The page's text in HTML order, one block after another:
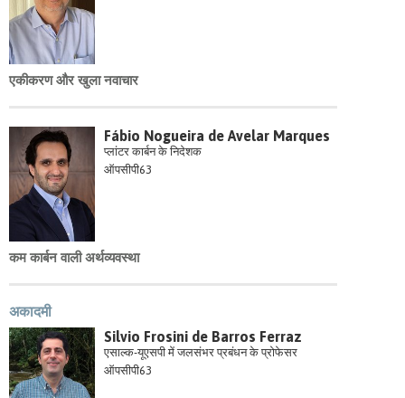
एकीकरण और खुला नवाचार
Fábio Nogueira de Avelar Marques
प्लांटर कार्बन के निदेशक
ऑपसीपी63
कम कार्बन वाली अर्थव्यवस्था
अकादमी
Silvio Frosini de Barros Ferraz
एसाल्क-यूएसपी में जलसंभर प्रबंधन के प्रोफेसर
ऑपसीपी63